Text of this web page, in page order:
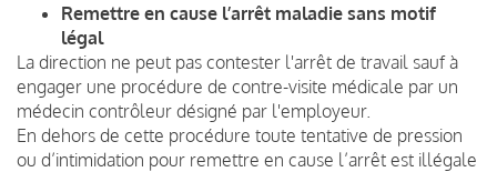
Remettre en cause l’arrêt maladie sans motif
légal
La direction ne peut pas contester l'arrêt de travail sauf à
engager une procédure de contre-visite médicale par un
médecin contrôleur désigné par l'employeur.
En dehors de cette procédure toute tentative de pression
ou d’intimidation pour remettre en cause l’arrêt est illégale